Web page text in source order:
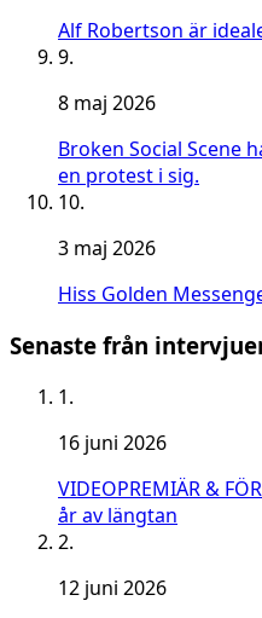
Alf Robertson är
9.
8 maj 2026
Broken Social Scene
en protest i sig.
10.
3 maj 2026
Hiss Golden
Senaste från
1.
16 juni 2026
VIDEOPREMIÄR &
år av längtan
2.
12 juni 2026